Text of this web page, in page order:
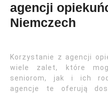
agencji
Niemczech
Korzystanie z agencji
wiele zalet, które
seniorom, jak i ich
agencje te oferują